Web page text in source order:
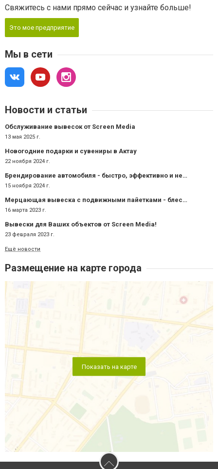
Свяжитесь с нами прямо сейчас и узнайте больше!
Это мое предприятие
Мы в сети
Новости и статьи
Обслуживание вывесок от Screen Media
13 мая 2025 г.
Новогодние подарки и сувениры в Актау
22 ноября 2024 г.
Брендирование автомобиля - быстро, эффективно и недорого!
15 ноября 2024 г.
Мерцающая вывеска с подвижными пайетками - блестящая реклама!
16 марта 2023 г.
Вывески для Ваших объектов от Screen Media!
23 февраля 2023 г.
Ещё новости
Размещение на карте города
Показать на карте